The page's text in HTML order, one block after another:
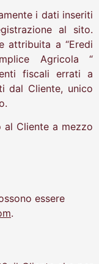
i dati inseriti
al sito.
attribuita a “Eredi
Agricola “
fiscali errati a
dal Cliente, unico
Cliente a mezzo
essere
.